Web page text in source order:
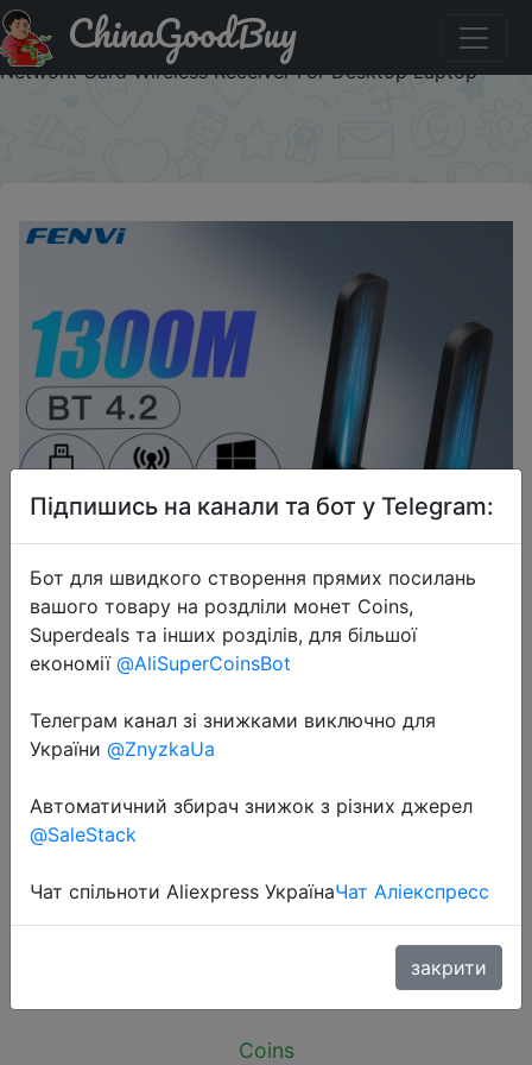
Придбати по знижці FENVI USB 3.0 WiFi Adapter
1300Mbps For Bluetooth 4.2 Dual Band 2.4G/5GHz USB
Network Card Wireless Receiver For Desktop Laptop
ChinaGoodBuy
FENVI USB 3.0 WiFi Adapter
1300Mbps For Bluetooth 4.2 Dual
Band 2.4G/5GHz USB Network Card
Wireless Receiver For Desktop
Coins
Підпишись на канали та бот у Telegram:
Бот для швидкого створення прямих посилань
вашого товару на роздліли монет Coins,
Superdeals та інших розділів, для більшої
економії @AliSuperCoinsBot
Телеграм канал зі знижками виключно для
України @ZnyzkaUa
Автоматичний збирач знижок з різних джерел
@SaleStack
Чат спільноти Aliexpress УкраїнаЧат Аліекспресс
закрити